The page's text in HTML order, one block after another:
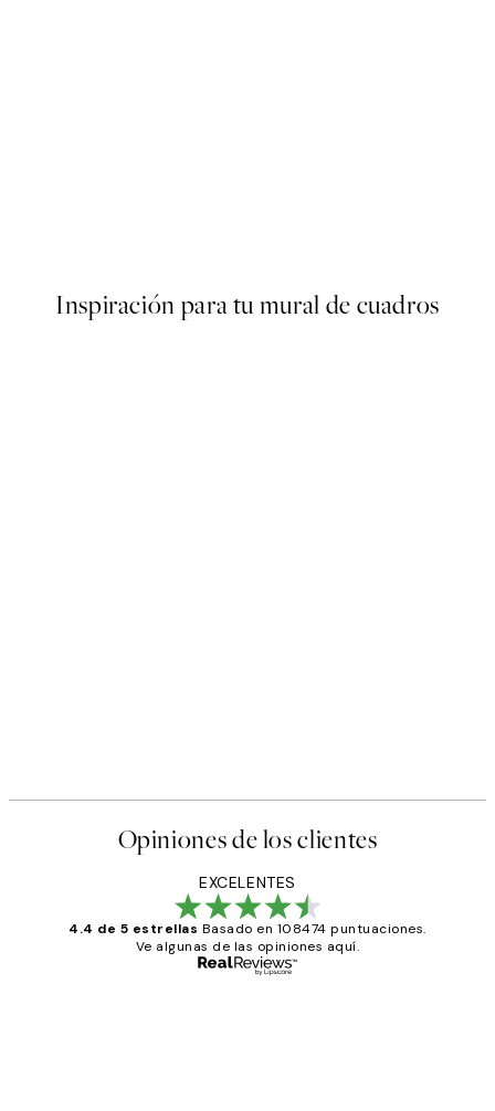
Inspiración para tu mural de cuadros
Opiniones de los clientes
EXCELENTES
4.4 de 5 estrellas Basado en 108474 puntuaciones.
Ve algunas de las opiniones aquí.